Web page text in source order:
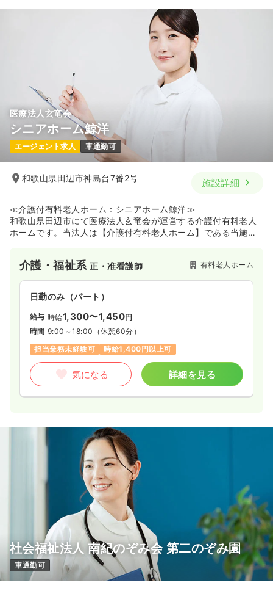
医療法人玄竜会
シニアホーム鯨洋
エージェント求人 車通勤可
和歌山県田辺市神島台7番2号 施設詳細
≪介護付有料老人ホーム：シニアホーム鯨洋≫
和歌山県田辺市にて医療法人玄竜会が運営する介護付有料老人
ホームです。当法人は【介護付有料老人ホーム】である当施設
意思と人格を尊重し、温かい家庭的な施設運営を目指していま
す。
介護・福祉系正・准看護師 有料老人ホーム
日勤のみ（パート）
給与 時給1,300〜1,450円
時間 9:00～18:00 （休憩60分）
担当業務未経験可
時給1,400円以上可
気になる 詳細を見る
社会福祉法人 南紀のぞみ会 第二のぞみ園
車通勤可